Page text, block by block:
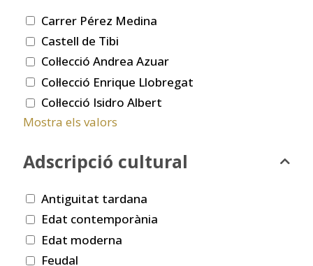
Carrer Pérez Medina
Castell de Tibi
Col·lecció Andrea Azuar
Col·lecció Enrique Llobregat
Col·lecció Isidro Albert
Mostra els valors
Adscripció cultural
Antiguitat tardana
Edat contemporània
Edat moderna
Feudal